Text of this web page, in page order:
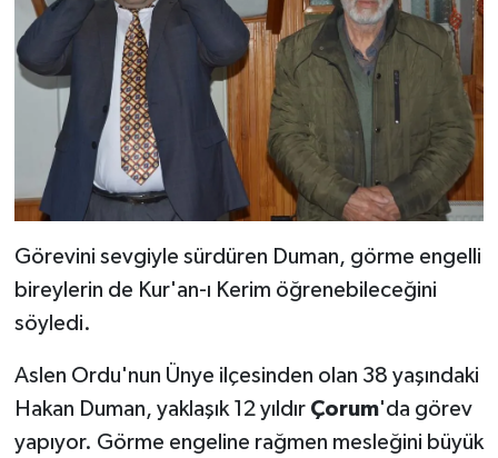
Görevini sevgiyle sürdüren Duman, görme engelli
bireylerin de Kur'an-ı Kerim öğrenebileceğini
söyledi.
Aslen Ordu'nun Ünye ilçesinden olan 38 yaşındaki
Hakan Duman, yaklaşık 12 yıldır Çorum'da görev
yapıyor. Görme engeline rağmen mesleğini büyük